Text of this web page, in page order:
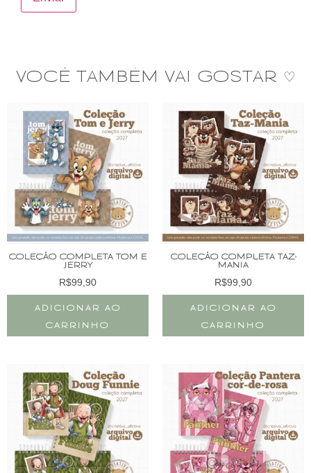
VOCÊ TAMBÉM VAI GOSTAR ♡
COLEÇÃO COMPLETA TOM E
JERRY
R$99,90
ADICIONAR AO
CARRINHO
COLEÇÃO COMPLETA TAZ-
MANIA
R$99,90
ADICIONAR AO
CARRINHO